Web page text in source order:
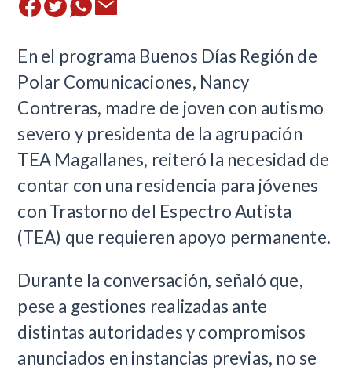
​En el programa Buenos Días Región de
Polar Comunicaciones, Nancy
Contreras, madre de joven con autismo
severo y presidenta de la agrupación
TEA Magallanes, reiteró la necesidad de
contar con una residencia para jóvenes
con Trastorno del Espectro Autista
(TEA) que requieren apoyo permanente.
Durante la conversación, señaló que,
pese a gestiones realizadas ante
distintas autoridades y compromisos
anunciados en instancias previas, no se